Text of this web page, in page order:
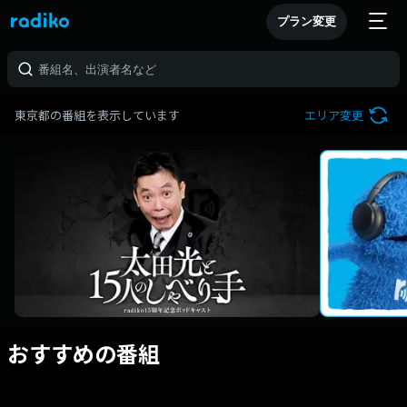
プラン変更
東京都の番組を表示しています エリア変更
おすすめの番組